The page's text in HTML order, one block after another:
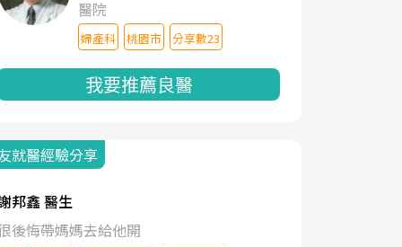
醫院
婦產科 桃園市 分享數23
我要推薦良醫
就醫經驗分享
邦鑫 醫生
後悔帶媽媽去給他開